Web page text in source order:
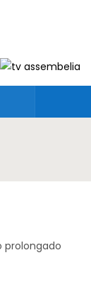
prolongado